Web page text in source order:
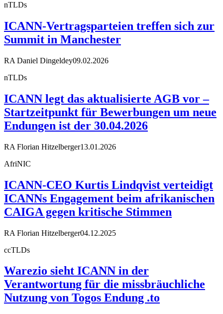
nTLDs
ICANN-Vertragsparteien treffen sich zur
Summit in Manchester
RA Daniel Dingeldey09.02.2026
nTLDs
ICANN legt das aktualisierte AGB vor –
Startzeitpunkt für Bewerbungen um neue
Endungen ist der 30.04.2026
RA Florian Hitzelberger13.01.2026
AfriNIC
ICANN-CEO Kurtis Lindqvist verteidigt
ICANNs Engagement beim afrikanischen
CAIGA gegen kritische Stimmen
RA Florian Hitzelberger04.12.2025
ccTLDs
Warezio sieht ICANN in der
Verantwortung für die missbräuchliche
Nutzung von Togos Endung .to